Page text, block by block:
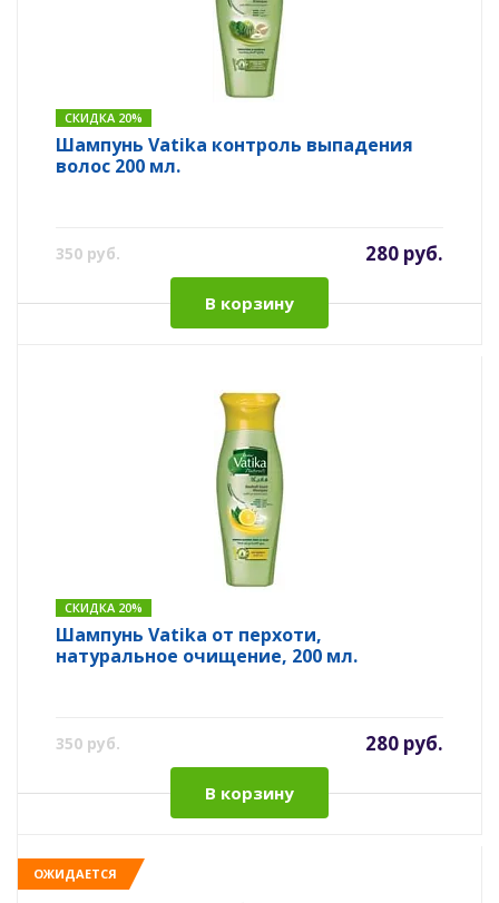
СКИДКА 20%
Шампунь Vatika контроль выпадения
волос 200 мл.
350 руб. 280 руб.
В корзину
СКИДКА 20%
Шампунь Vatika от перхоти,
натуральное очищение, 200 мл.
350 руб. 280 руб.
В корзину
ОЖИДАЕТСЯ